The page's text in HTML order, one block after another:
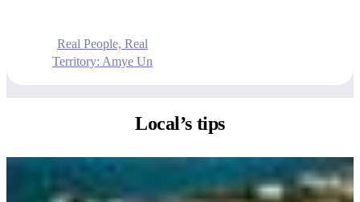
Real People, Real
Territory: Amye Un
Local’s tips